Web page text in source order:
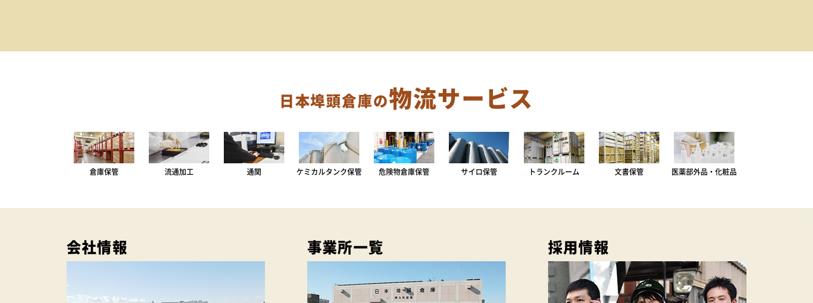
日本埠頭倉庫の物流サービス
倉庫保管 流通加工 通関 ケミカルタンク保管 危険物倉庫保管 サイロ保管 トランクルーム 文書保管 医薬部外品・化粧品
会社情報 事業所一覧 採用情報